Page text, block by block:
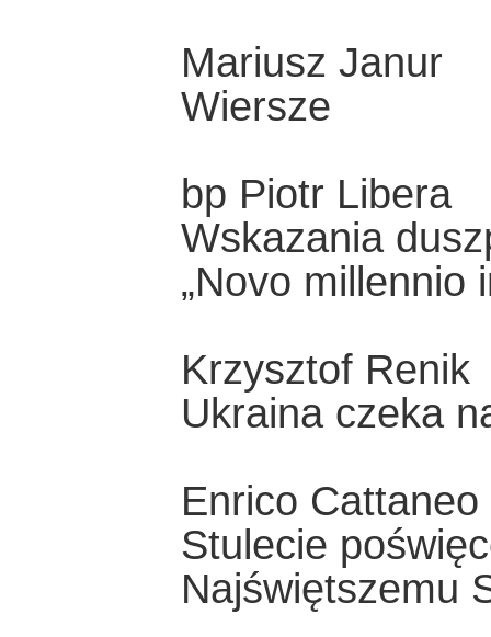
Mariusz Janur
Wiersze
bp Piotr Libera
Wskazania
„Novo millennio
Krzysztof Renik
Ukraina czeka
Enrico Cattaneo
Stulecie
Najświętszemu